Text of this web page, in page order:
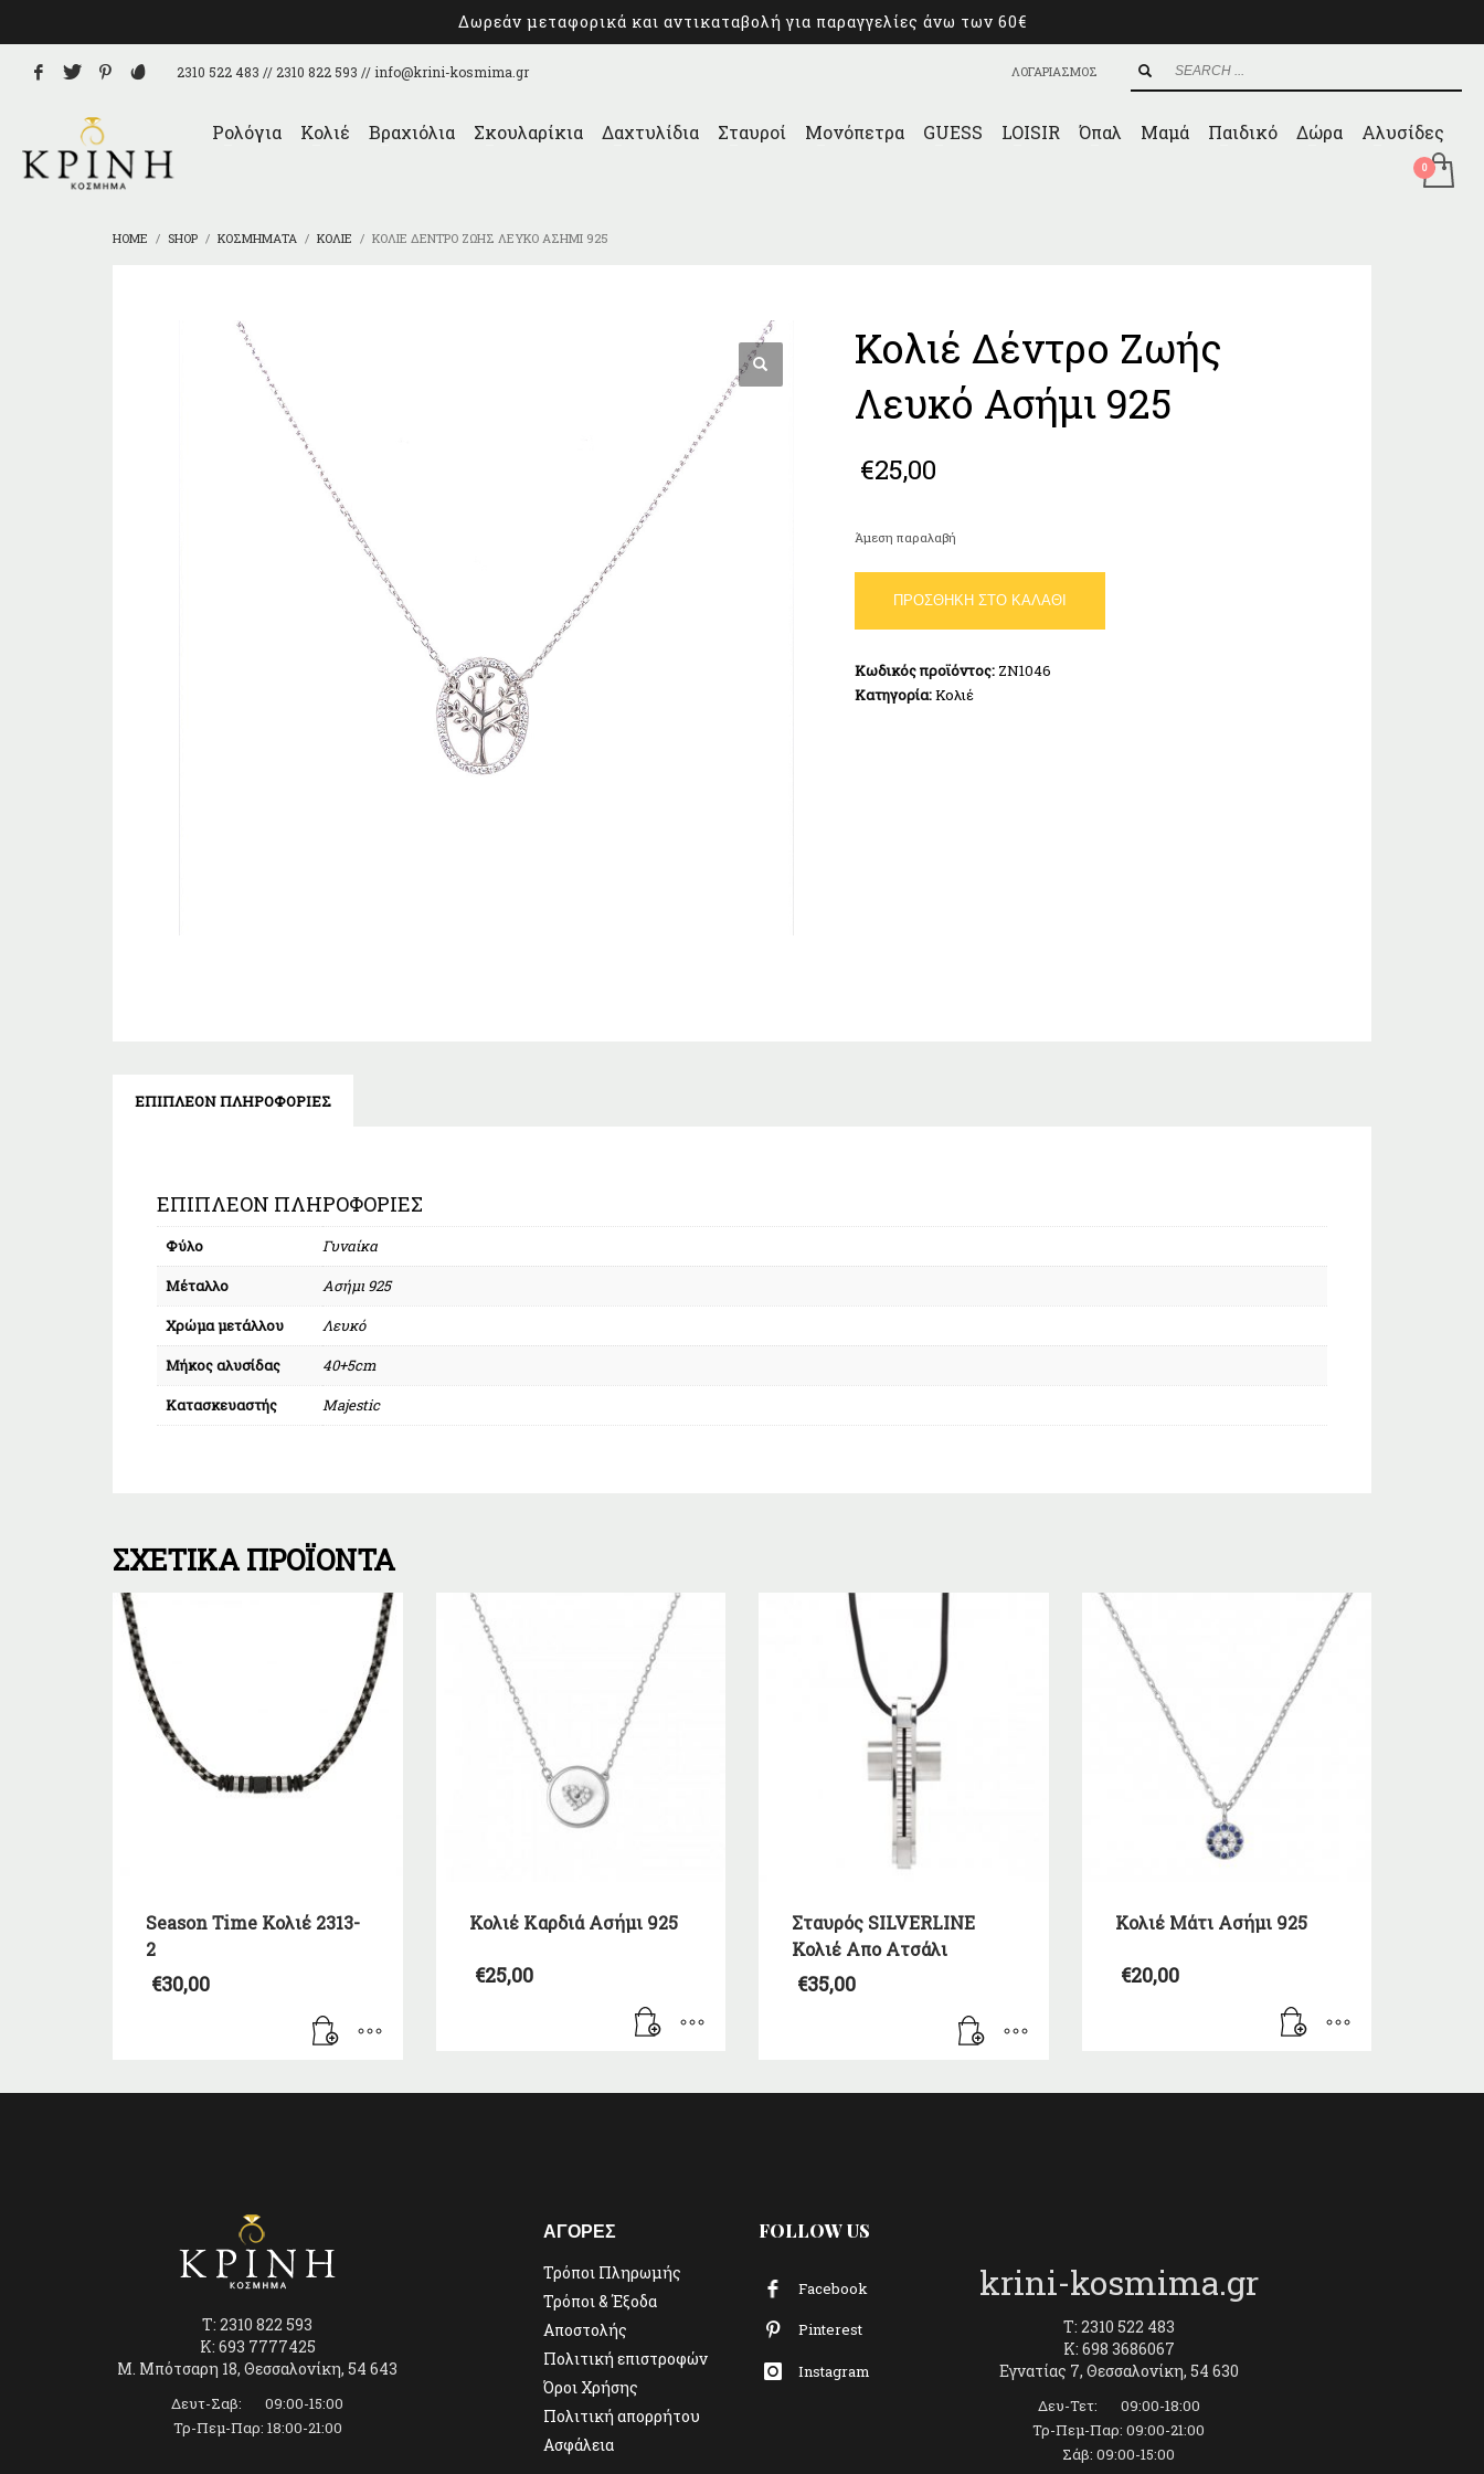
Δωρεάν μεταφορικά και αντικαταβολή για παραγγελίες άνω των 60€
2310 522 483 // 2310 822 593 // info@krini-kosmima.gr ΛΟΓΑΡΙΑΣΜΟΣ
Ρολόγια Κολιέ Βραχιόλια Σκουλαρίκια Δαχτυλίδια Σταυροί Μονόπετρα GUESS LOISIR Όπαλ Μαμά Παιδικό Δώρα Αλυσίδες
HOME SHOP ΚΟΣΜΉΜΑΤΑ ΚΟΛΙΈ ΚΟΛΙΈ ΔΈΝΤΡΟ ΖΩΉΣ ΛΕΥΚΌ ΑΣΉΜΙ 925
Κολιέ Δέντρο Ζωής
Λευκό Ασήμι 925
€25,00
Άμεση παραλαβή
Δέντρο
Ζωής
Ασήμι
925
ΠΡΟΣΘΉΚΗ ΣΤΟ ΚΑΛΆΘΙ
Κωδικός προϊόντος: ZN1046
Κατηγορία:Κολιέ
ΕΠΙΠΛΈΟΝ ΠΛΗΡΟΦΟΡΊΕΣ
ΕΠΙΠΛΈΟΝ ΠΛΗΡΟΦΟΡΊΕΣ
Φύλο
Γυναίκα
Μέταλλο
Ασήμι 925
Χρώμα μετάλλου
Λευκό
Μήκος αλυσίδας
40+5cm
Κατασκευαστής
Majestic
ΣΧΕΤΙΚΆ ΠΡΟΪΌΝΤΑ
Season Time Κολιέ 2313-
2
€30,00
Κολιέ Καρδιά Ασήμι 925
€25,00
Σταυρός SILVERLINE
Κολιέ Απο Ατσάλι
€35,00
Κολιέ Μάτι Ασήμι 925
€20,00
T: 2310 822 593
K: 693 7777425
Μ. Μπότσαρη 18, Θεσσαλονίκη, 54 643
Δευτ-Σαβ: 09:00-15:00
Τρ-Πεμ-Παρ: 18:00-21:00
ΑΓΟΡΕΣ
Τρόποι Πληρωμής
Τρόποι & Έξοδα
Αποστολής
Πολιτική επιστροφών
Όροι Χρήσης
Πολιτική απορρήτου
Ασφάλεια
FOLLOW US
Facebook
Pinterest
Instagram
krini-kosmima.gr
T: 2310 522 483
K: 698 3686067
Εγνατίας 7, Θεσσαλονίκη, 54 630
Δευ-Τετ: 09:00-18:00
Τρ-Πεμ-Παρ: 09:00-21:00
Σάβ: 09:00-15:00